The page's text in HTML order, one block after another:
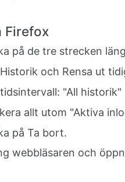
Firefox
på de tre strecken
och Rensa ut
"All historik"
allt utom "Aktiva
på Ta bort.
webbläsaren och